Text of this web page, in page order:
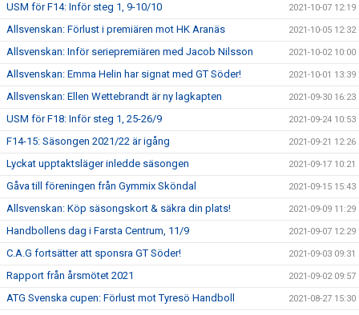
USM för F14: Inför steg 1, 9-10/10 2021-10-07 12:19
Allsvenskan: Förlust i premiären mot HK Aranäs 2021-10-05 12:32
Allsvenskan: Inför seriepremiären med Jacob Nilsson 2021-10-02 10:00
Allsvenskan: Emma Helin har signat med GT Söder! 2021-10-01 13:39
Allsvenskan: Ellen Wettebrandt är ny lagkapten 2021-09-30 16:23
USM för F18: Inför steg 1, 25-26/9 2021-09-24 10:53
F14-15: Säsongen 2021/22 är igång 2021-09-21 12:26
Lyckat upptaktsläger inledde säsongen 2021-09-17 10:21
Gåva till föreningen från Gymmix Sköndal 2021-09-15 15:43
Allsvenskan: Köp säsongskort & säkra din plats! 2021-09-09 11:29
Handbollens dag i Farsta Centrum, 11/9 2021-09-07 12:29
C.A.G fortsätter att sponsra GT Söder! 2021-09-03 09:31
Rapport från årsmötet 2021 2021-09-02 09:57
ATG Svenska cupen: Förlust mot Tyresö Handboll 2021-08-27 15:30